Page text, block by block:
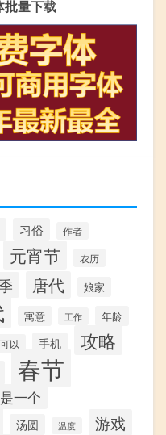
批量下载
习俗 作者
元宵节 农历
唐代 娘家
寓意 工作 年龄
以 手机 攻略
春节
是一个
汤圆 温度 游戏